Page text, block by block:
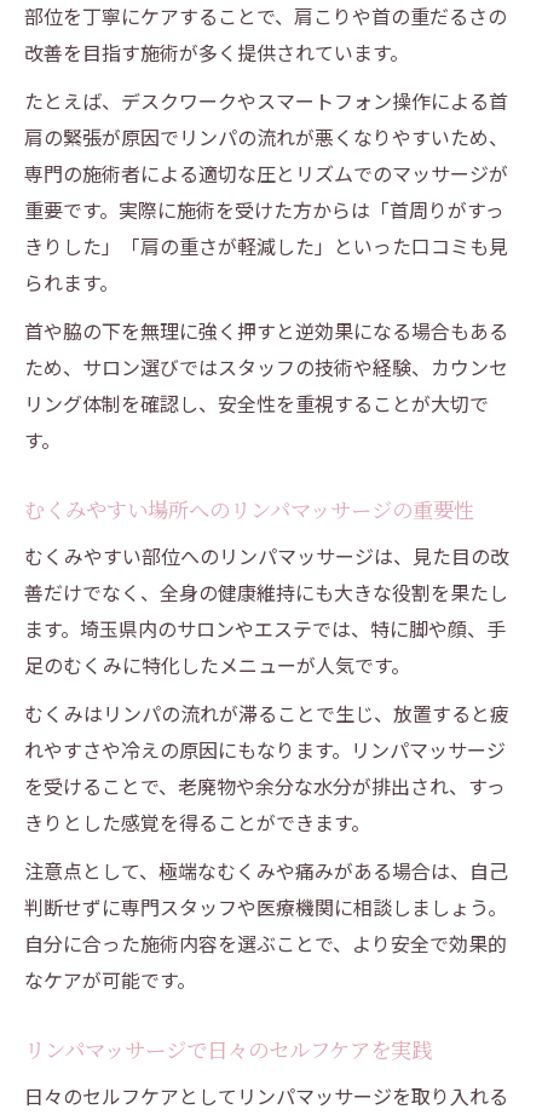
部位を丁寧にケアすることで、肩こりや首の重だるさの
改善を目指す施術が多く提供されています。
たとえば、デスクワークやスマートフォン操作による首
肩の緊張が原因でリンパの流れが悪くなりやすいため、
専門の施術者による適切な圧とリズムでのマッサージが
重要です。実際に施術を受けた方からは「首周りがすっ
きりした」「肩の重さが軽減した」といった口コミも見
られます。
首や脇の下を無理に強く押すと逆効果になる場合もある
ため、サロン選びではスタッフの技術や経験、カウンセ
リング体制を確認し、安全性を重視することが大切で
す。
むくみやすい場所へのリンパマッサージの重要性
むくみやすい部位へのリンパマッサージは、見た目の改
善だけでなく、全身の健康維持にも大きな役割を果たし
ます。埼玉県内のサロンやエステでは、特に脚や顔、手
足のむくみに特化したメニューが人気です。
むくみはリンパの流れが滞ることで生じ、放置すると疲
れやすさや冷えの原因にもなります。リンパマッサージ
を受けることで、老廃物や余分な水分が排出され、すっ
きりとした感覚を得ることができます。
注意点として、極端なむくみや痛みがある場合は、自己
判断せずに専門スタッフや医療機関に相談しましょう。
自分に合った施術内容を選ぶことで、より安全で効果的
なケアが可能です。
リンパマッサージで日々のセルフケアを実践
日々のセルフケアとしてリンパマッサージを取り入れる